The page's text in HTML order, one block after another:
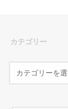
カテゴリー